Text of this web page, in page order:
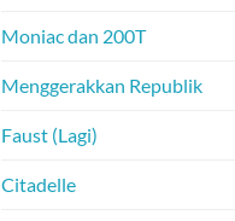
Moniac dan 200T
Menggerakkan Republik
Faust (Lagi)
Citadelle